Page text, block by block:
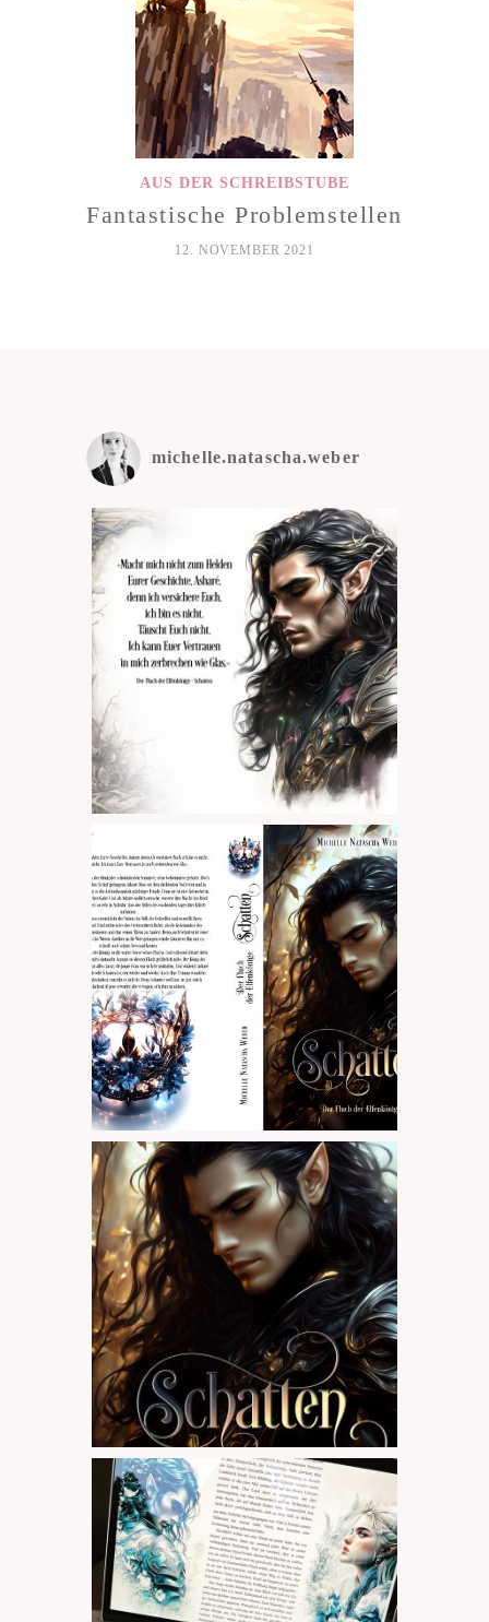
AUS DER SCHREIBSTUBE
Fantastische Problemstellen
12. NOVEMBER 2021
michelle.natascha.weber